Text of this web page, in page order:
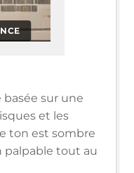
sur une
et les
ton est sombre
palpable tout au